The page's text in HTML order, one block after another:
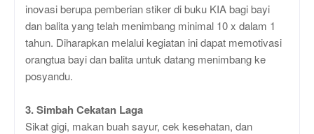
inovasi berupa pemberian stiker di buku KIA bagi bayi
dan balita yang telah menimbang minimal 10 x dalam 1
tahun. Diharapkan melalui kegiatan ini dapat memotivasi
orangtua bayi dan balita untuk datang menimbang ke
posyandu.
3. Simbah Cekatan Laga
Sikat gigi, makan buah sayur, cek kesehatan, dan